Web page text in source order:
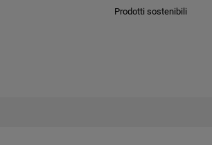
Prodotti sostenibili